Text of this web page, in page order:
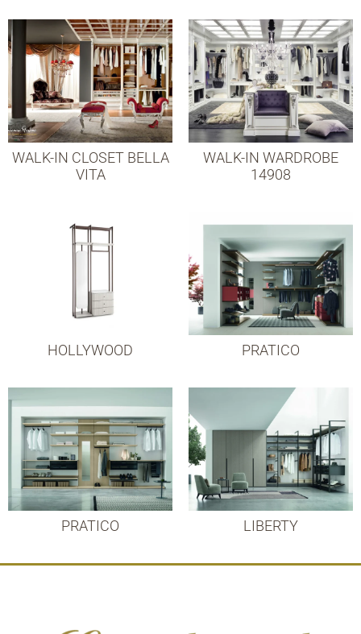
WALK-IN CLOSET BELLA
VITA
WALK-IN WARDROBE
14908
HOLLYWOOD PRATICO
PRATICO LIBERTY